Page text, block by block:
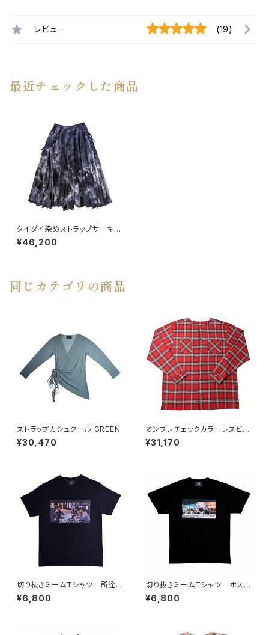
レビュー (19)
最近チェックした商品
タイダイ染めストラップサーキュ
ラースカート
¥46,200
同じカテゴリの商品
ストラップカシュクール GREEN
¥30,470
オンブレチェックカラーレスビッ
グシャツ RED
¥31,170
切り抜きミームTシャツ 所詮ホ
ストだし
¥6,800
切り抜きミームTシャツ ホスト
に奢ってもらおう
¥6,800